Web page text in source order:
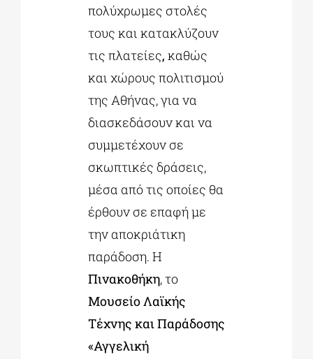
πολύχρωμες στολές
τους και κατακλύζουν
τις πλατείες, καθώς
και χώρους πολιτισμού
της Αθήνας, για να
διασκεδάσουν και να
συμμετέχουν σε
σκωπτικές δράσεις,
μέσα από τις οποίες θα
έρθουν σε επαφή με
την αποκριάτικη
παράδοση. Η
Πινακοθήκη, το
Μουσείο Λαϊκής
Τέχνης και Παράδοσης
«Αγγελική